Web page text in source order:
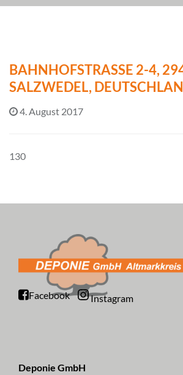
BAHNHOFSTRASSE 2-4,
ALZWEDEL, DEUTSCHLAND
4. August 2017
130
Facebook Instagram
Deponie GmbH